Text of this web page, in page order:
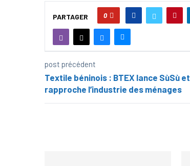
PARTAGER 0
post précédent
Textile béninois : BTEX lance SùSù et
rapproche l’industrie des ménages